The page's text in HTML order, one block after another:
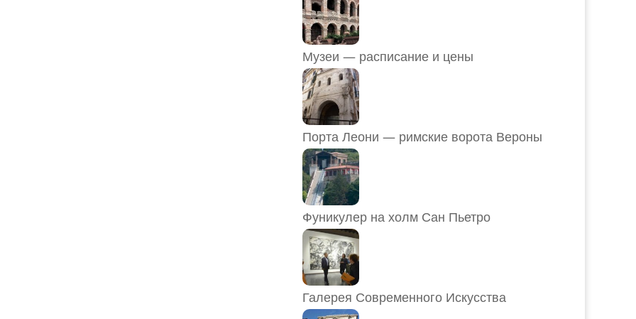
Музеи — расписание и цены
Порта Леони — римские ворота Вероны
Фуникулер на холм Сан Пьетро
Галерея Современного Искусства